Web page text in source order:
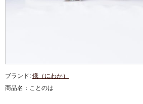
ブランド:俄（にわか）
商品名： ことのは